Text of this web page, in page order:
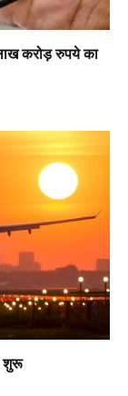
करोड़ रुपये का
शुरू